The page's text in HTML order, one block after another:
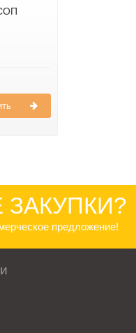
предложение!